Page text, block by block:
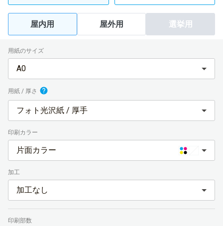
屋内用 屋外用 選挙用
用紙のサイズ
A0
用紙 / 厚さ
フォト光沢紙 / 厚手
印刷カラー
片面カラー
加工
加工なし
印刷部数